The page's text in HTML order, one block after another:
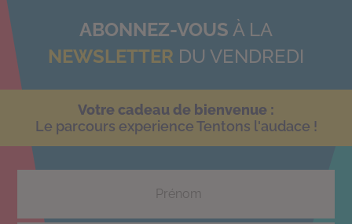
ABONNEZ-VOUS À LA
NEWSLETTER DU VENDREDI
Votre cadeau de bienvenue :
Le parcours experience Tentons l'audace !